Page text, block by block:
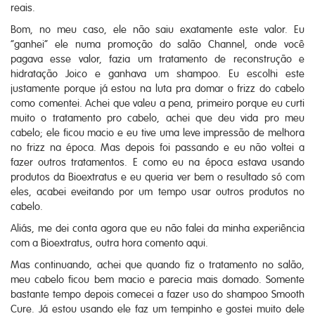
reais.
Bom, no meu caso, ele não saiu exatamente este valor. Eu
“ganhei” ele numa promoção do salão Channel, onde você
pagava esse valor, fazia um tratamento de reconstrução e
hidratação Joico e ganhava um shampoo. Eu escolhi este
justamente porque já estou na luta pra domar o frizz do cabelo
como comentei. Achei que valeu a pena, primeiro porque eu curti
muito o tratamento pro cabelo, achei que deu vida pro meu
cabelo; ele ficou macio e eu tive uma leve impressão de melhora
no frizz na época. Mas depois foi passando e eu não voltei a
fazer outros tratamentos. E como eu na época estava usando
produtos da Bioextratus e eu queria ver bem o resultado só com
eles, acabei eveitando por um tempo usar outros produtos no
cabelo.
Aliás, me dei conta agora que eu não falei da minha experiência
com a Bioextratus, outra hora comento aqui.
Mas continuando, achei que quando fiz o tratamento no salão,
meu cabelo ficou bem macio e parecia mais domado. Somente
bastante tempo depois comecei a fazer uso do shampoo Smooth
Cure. Já estou usando ele faz um tempinho e gostei muito dele